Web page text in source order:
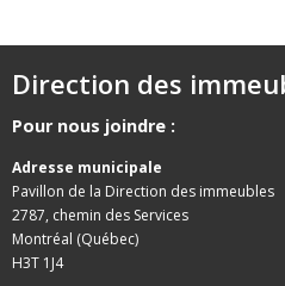
Direction des
Pour nous joindre :
Adresse municipale
Pavillon de la Direction des immeubles
2787, chemin des Services
Montréal (Québec)
H3T 1J4